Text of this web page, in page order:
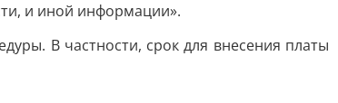
и иной информации».
В частности, срок для внесения платы